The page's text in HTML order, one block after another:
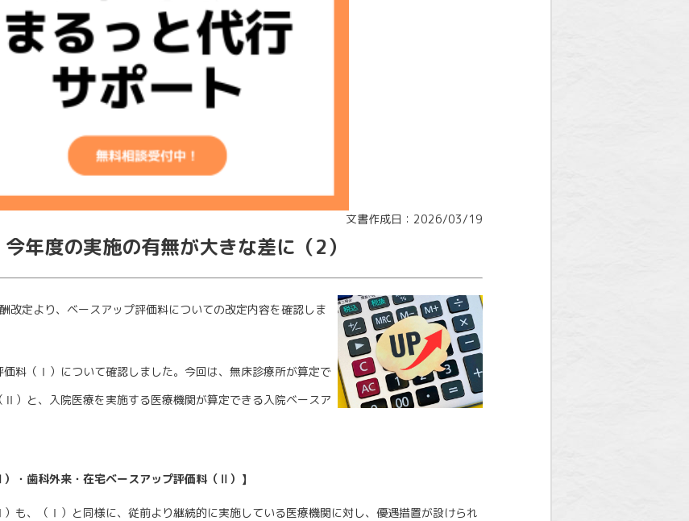
文書作成日：2026/03/19
年度の実施の有無が大きな差に（2）
定より、ベースアップ評価料についての改定内容を確認しま
料（Ⅰ）について確認しました。今回は、無床診療所が算定で
）と、入院医療を実施する医療機関が算定できる入院ベースア
・歯科外来・在宅ベースアップ評価料（Ⅱ）】
も、（Ⅰ）と同様に、従前より継続的に実施している医療機関に対し、優遇措置が設けられ